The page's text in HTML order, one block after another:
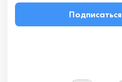
Подписаться